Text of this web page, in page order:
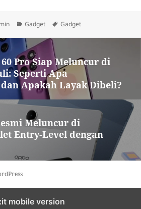
Categories
Gadget Tags
Gadget
Pro Siap Meluncur di
Seperti Apa
Apakah Layak Dibeli?
Meluncur di
Entry-Level dengan
mobile version